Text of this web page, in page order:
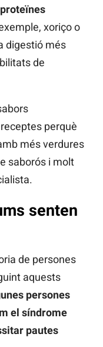
xoriço o
digestió més
de
perquè
més verdures
saborós i molt
senten
de persones
aquests
persones
el síndrome
pautes